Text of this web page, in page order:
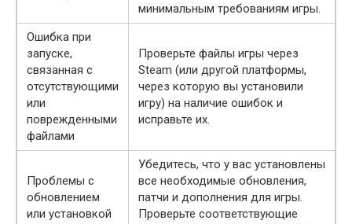
минимальным требованиям игры.
Ошибка при
запуске,
связанная с
отсутствующими
или
поврежденными
файлами
Проверьте файлы игры через
Steam (или другой платформы,
через которую вы установили
игру) на наличие ошибок и
исправьте их.
Проблемы с
обновлением
или установкой
Убедитесь, что у вас установлены
все необходимые обновления,
патчи и дополнения для игры.
Проверьте соответствующие